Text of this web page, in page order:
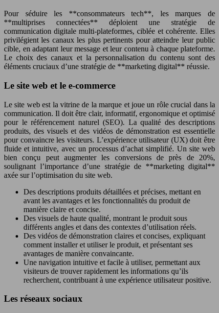
Pour séduire les **consommateurs tech**, les marques de
**multiprises connectées** déploient une stratégie de
communication digitale multi-plateformes, ciblée et cohérente. Elles
privilégient les canaux les plus pertinents pour atteindre leur public
cible, en adaptant leur message et leur contenu à chaque plateforme.
Le choix des canaux et la personnalisation du contenu sont des
éléments cruciaux d’une stratégie de **marketing digital** réussie.
Le site web et le e-commerce
Le site web est la vitrine de la marque et joue un rôle crucial dans la
communication. Il doit être clair, informatif, ergonomique et optimisé
pour le référencement naturel (SEO). La qualité des descriptions
produits, des visuels et des vidéos de démonstration est essentielle
pour convaincre les visiteurs. L’expérience utilisateur (UX) doit être
fluide et intuitive, avec un processus d’achat simplifié. Un site web
bien conçu peut augmenter les conversions de près de 20%,
soulignant l’importance d’une stratégie de **marketing digital**
axée sur l’optimisation du site web.
Des descriptions produits détaillées et précises, mettant en
avant les avantages et les fonctionnalités du produit de
manière claire et concise.
Des visuels de haute qualité, montrant le produit sous
différents angles et dans des contextes d’utilisation réels.
Des vidéos de démonstration claires et concises, expliquant
comment installer et utiliser le produit, et présentant ses
avantages de manière convaincante.
Une navigation intuitive et facile à utiliser, permettant aux
visiteurs de trouver rapidement les informations qu’ils
recherchent, contribuant à une expérience utilisateur positive.
Les réseaux sociaux